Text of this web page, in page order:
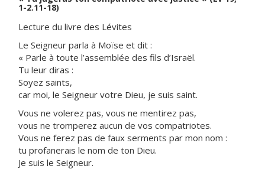
1-2.11-18)
Lecture du livre des Lévites
Le Seigneur parla à Moïse et dit :
« Parle à toute l’assemblée des fils d’Israël.
Tu leur diras :
Soyez saints,
car moi, le Seigneur votre Dieu, je suis saint.
Vous ne volerez pas, vous ne mentirez pas,
vous ne tromperez aucun de vos compatriotes.
Vous ne ferez pas de faux serments par mon nom :
tu profanerais le nom de ton Dieu.
Je suis le Seigneur.